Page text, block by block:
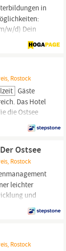
in
w/d) Dein
im
Rostock
Gäste
Das Hotel
die Ostsee
Ab sofort als
Vollzeit
Ostsee
Rostock
leichter
und
eine
mehrjährige
Rostock